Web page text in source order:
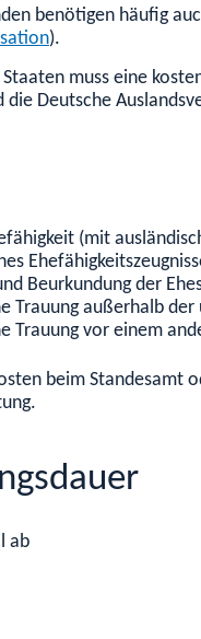
benötigen häufig
).
Staaten muss eine
die Deutsche
(mit
Beurkundung der
Trauung außerhalb
Trauung vor einem
beim Standesamt
ab